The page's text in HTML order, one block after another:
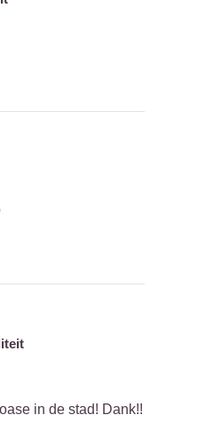
in de stad! Dank!!